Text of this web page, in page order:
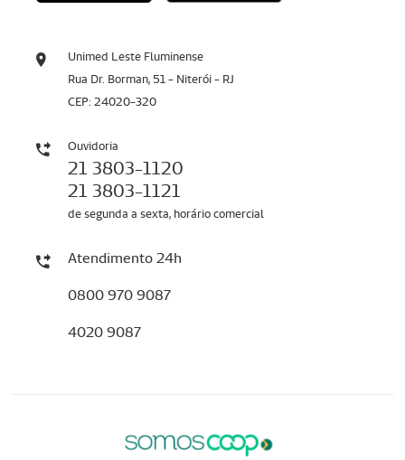
Unimed Leste Fluminense
Rua Dr. Borman, 51 - Niterói - RJ
CEP: 24020-320
Ouvidoria
21 3803-1120
21 3803-1121
de segunda a sexta, horário comercial
Atendimento 24h
0800 970 9087
4020 9087